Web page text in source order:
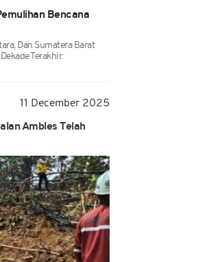
Bencana
Dan Sumatera Barat
Terakhir.
11 December 2025
Ambles Telah